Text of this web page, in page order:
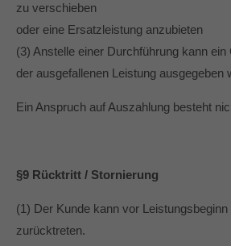
zu verschieben
oder eine Ersatzleistung anzubieten
(3) Anstelle einer Durchführung kann
der ausgefallenen Leistung ausgegeben
Ein Anspruch auf Auszahlung besteht
§9 Rücktritt / Stornierung
(1) Der Kunde kann vor
zurücktreten.